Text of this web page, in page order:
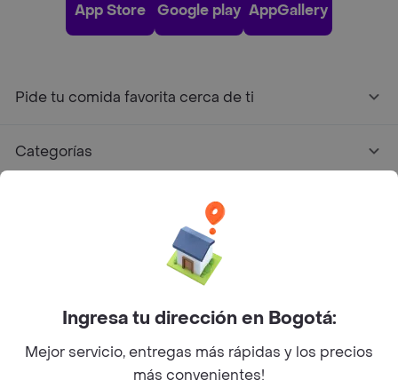
App Store Google play AppGallery
Pide tu comida favorita cerca de ti
Categorías
Facebook
Twitter
Instagram
©2026Rappi Inc. All rights reserved.
Ingresa tu dirección en Bogotá:
Mejor servicio, entregas más rápidas y los precios
más convenientes!